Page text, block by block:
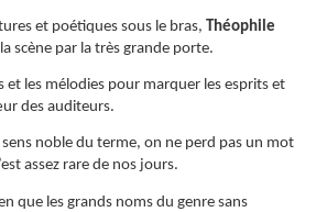
et poétiques sous le bras, Théophile
scène par la très grande porte.
et les mélodies pour marquer les esprits et
des auditeurs.
sens noble du terme, on ne perd pas un mot
assez rare de nos jours.
que les grands noms du genre sans